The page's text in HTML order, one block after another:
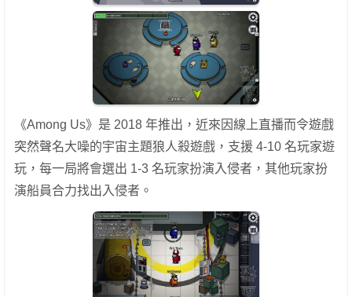
《Among Us》是 2018 年推出，近來因線上直播而令遊戲
突然聲名大噪的宇宙主題狼人殺遊戲，支援 4-10 名玩家遊
玩，每一局將會選出 1-3 名玩家扮演入侵者，其他玩家扮
演船員合力找出入侵者。